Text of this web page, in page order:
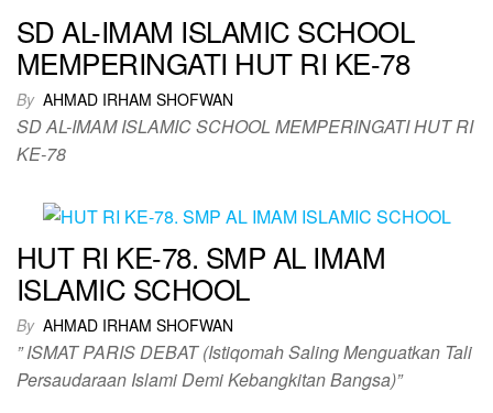
SD AL-IMAM ISLAMIC SCHOOL
MEMPERINGATI HUT RI KE-78
By AHMAD IRHAM SHOFWAN
SD AL-IMAM ISLAMIC SCHOOL MEMPERINGATI HUT RI
KE-78
HUT RI KE-78. SMP AL IMAM
ISLAMIC SCHOOL
By AHMAD IRHAM SHOFWAN
” ISMAT PARIS DEBAT (Istiqomah Saling Menguatkan Tali
Persaudaraan Islami Demi Kebangkitan Bangsa)”